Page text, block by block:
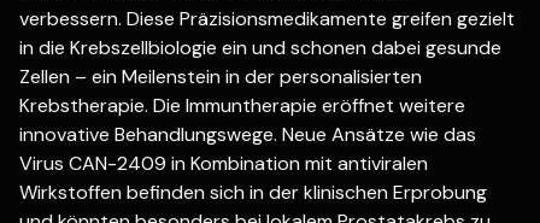
verbessern. Diese Präzisionsmedikamente greifen gezielt
in die Krebszellbiologie ein und schonen dabei gesunde
Zellen – ein Meilenstein in der personalisierten
Krebstherapie. Die Immuntherapie eröffnet weitere
innovative Behandlungswege. Neue Ansätze wie das
Virus CAN-2409 in Kombination mit antiviralen
Wirkstoffen befinden sich in der klinischen Erprobung